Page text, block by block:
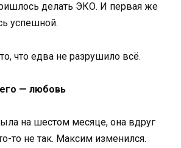
делать ЭКО. И первая же
успешной.
что едва не разрушило всё.
— любовь
на шестом месяце, она вдруг
то не так. Максим изменился.